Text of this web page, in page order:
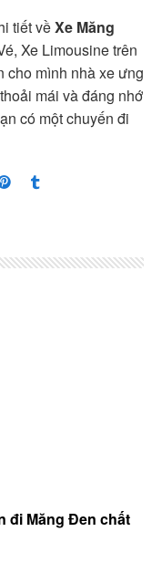
tiết vềXe Măng
Xe Limousine trên
cho mình nhà xe ưng
mái và đáng nhớ
có một chuyến đi
đi Măng Đen chất